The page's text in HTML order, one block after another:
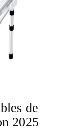
de
2025